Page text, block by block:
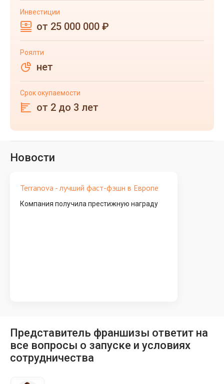
Инвестиции
от 25 000 000 ₽
Роялти
нет
Срок окупаемости
от 2 до 3 лет
Новости
Terranova - лучший фаст-фэшн в Европе
Компания получила престижную награду
Представитель франшизы ответит на
все вопросы о запуске и условиях
сотрудничества